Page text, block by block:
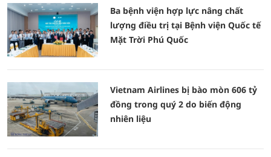
Ba bệnh viện hợp lực nâng chất
lượng điều trị tại Bệnh viện Quốc tế
Mặt Trời Phú Quốc
Vietnam Airlines bị bào mòn 606 tỷ
đồng trong quý 2 do biến động
nhiên liệu